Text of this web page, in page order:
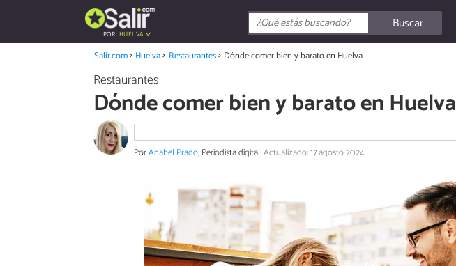
POR: HUELVA
Buscar
Salir.com Huelva Restaurantes Dónde comer bien y barato en Huelva
Restaurantes
Dónde comer bien y barato en Huelva
PorAnabel Prado, Periodista digital.Actualizado: 17 agosto 2024